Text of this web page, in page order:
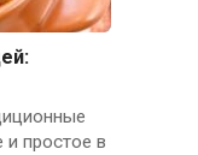
и простое в